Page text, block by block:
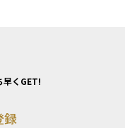
早くGET!
録